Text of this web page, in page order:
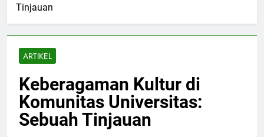
Tinjauan
ARTIKEL
Keberagaman Kultur di
Komunitas Universitas:
Sebuah Tinjauan